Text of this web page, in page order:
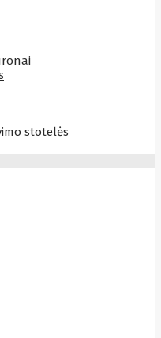
stotelės